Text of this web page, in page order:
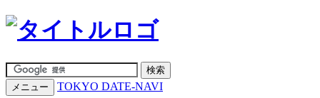
メニュー TOKYO DATE-NAVI